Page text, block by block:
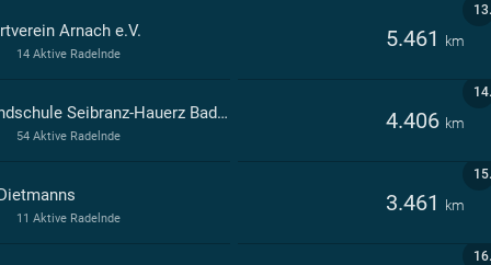
13.
Arnach e.V. 5.461 km
14 Aktive Radelnde
14.
Grundschule Seibranz-Hauerz Bad Wurzach 4.406 km
54 Aktive Radelnde
15.
3.461 km
11 Aktive Radelnde
16.